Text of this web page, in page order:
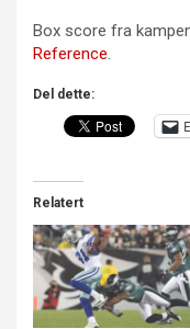
Box score fra
Reference.
Del dette:
Relatert